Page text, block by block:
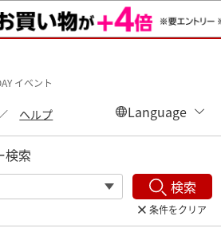
イベント
ヘルプ
検索
検索
条件をクリア